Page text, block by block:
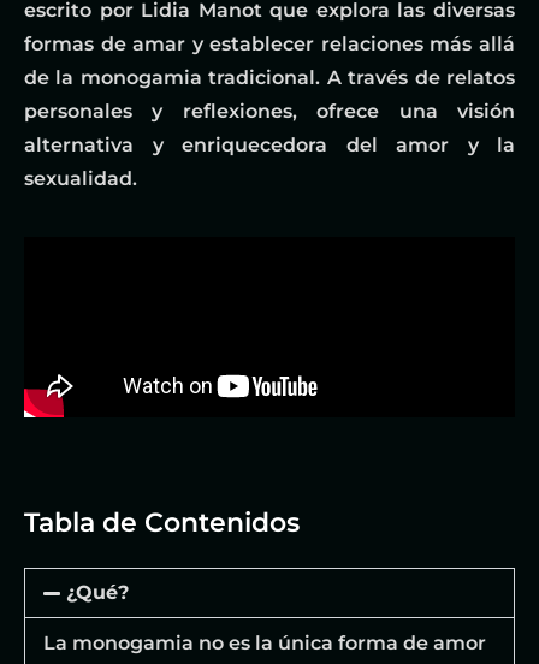
escrito por Lidia Manot que explora las diversas
formas de amar y establecer relaciones más allá
de la monogamia tradicional. A través de relatos
personales y reflexiones, ofrece una visión
alternativa y enriquecedora del amor y la
sexualidad.
Tabla de Contenidos
¿Qué?
La monogamia no es la única forma de amor